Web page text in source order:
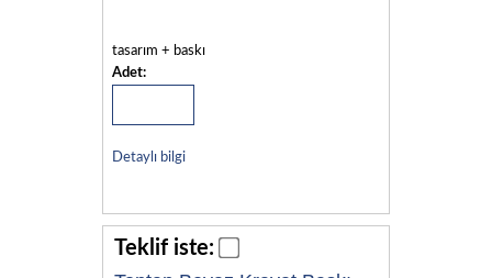
tasarım + baskı
Adet:
Detaylı bilgi
Teklif iste: